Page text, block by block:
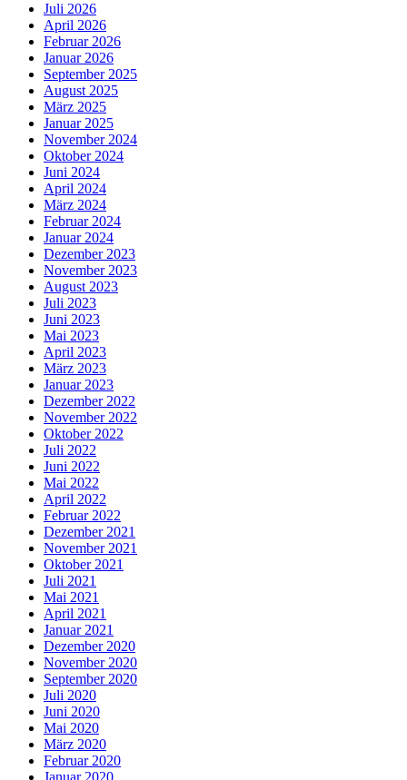
Juli 2026
April 2026
Februar 2026
Januar 2026
September 2025
August 2025
März 2025
Januar 2025
November 2024
Oktober 2024
Juni 2024
April 2024
März 2024
Februar 2024
Januar 2024
Dezember 2023
November 2023
August 2023
Juli 2023
Juni 2023
Mai 2023
April 2023
März 2023
Januar 2023
Dezember 2022
November 2022
Oktober 2022
Juli 2022
Juni 2022
Mai 2022
April 2022
Februar 2022
Dezember 2021
November 2021
Oktober 2021
Juli 2021
Mai 2021
April 2021
Januar 2021
Dezember 2020
November 2020
September 2020
Juli 2020
Juni 2020
Mai 2020
März 2020
Februar 2020